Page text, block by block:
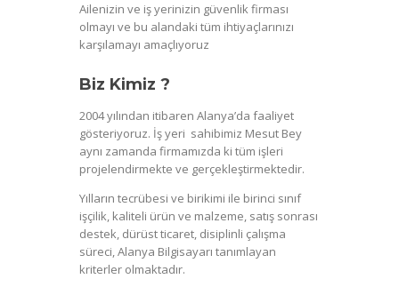
Ailenizin ve iş yerinizin güvenlik firması
olmayı ve bu alandaki tüm ihtiyaçlarınızı
karşılamayı amaçlıyoruz
Biz Kimiz ?
2004 yılından itibaren Alanya’da faaliyet
gösteriyoruz. İş yeri sahibimiz Mesut Bey
aynı zamanda firmamızda ki tüm işleri
projelendirmekte ve gerçekleştirmektedir.
Yılların tecrübesi ve birikimi ile birinci sınıf
işçilik, kaliteli ürün ve malzeme, satış sonrası
destek, dürüst ticaret, disiplinli çalışma
süreci, Alanya Bilgisayarı tanımlayan
kriterler olmaktadır.